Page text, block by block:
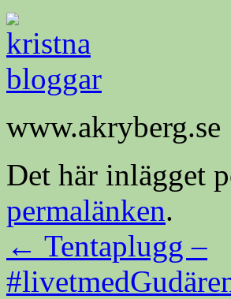
www.akryberg.se
Det här inlägget
permalänken.
← Tentaplugg –